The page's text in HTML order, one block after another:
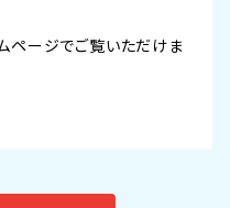
ページでご覧いただけま